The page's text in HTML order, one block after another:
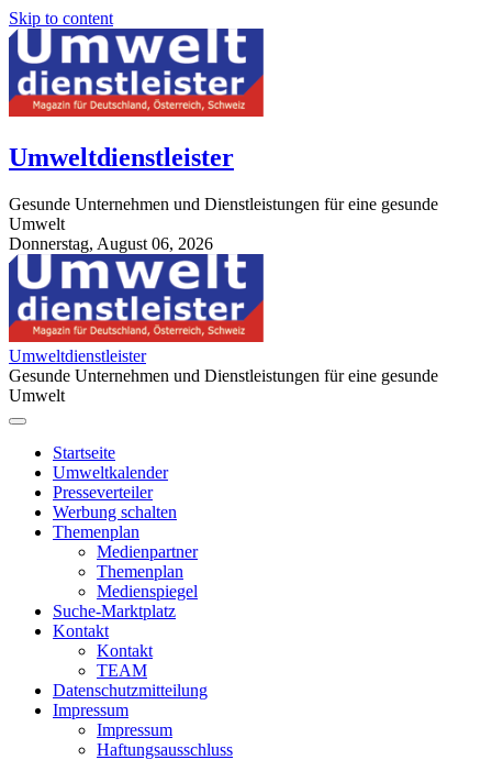
Skip to content
Umweltdienstleister
Gesunde Unternehmen und Dienstleistungen für eine gesunde
Umwelt
Donnerstag, August 06, 2026
StuttgartApotheke.com
Umweltdienstleister
Gesunde Unternehmen und Dienstleistungen für eine gesunde
Umwelt
Startseite
Umweltkalender
Presseverteiler
Werbung schalten
Themenplan
Medienpartner
Themenplan
Medienspiegel
Suche-Marktplatz
Kontakt
Kontakt
TEAM
Datenschutzmitteilung
Impressum
Impressum
Haftungsausschluss